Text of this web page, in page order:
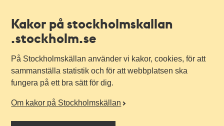
Kakor på stockholmskallan
.stockholm.se
På Stockholmskällan använder vi kakor, cookies, för att
sammanställa statistik och för att webbplatsen ska
fungera på ett bra sätt för dig.
Om kakor på Stockholmskällan